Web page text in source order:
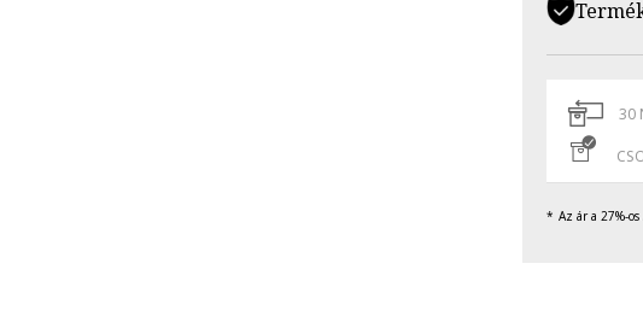
30
Az ár a 27%-